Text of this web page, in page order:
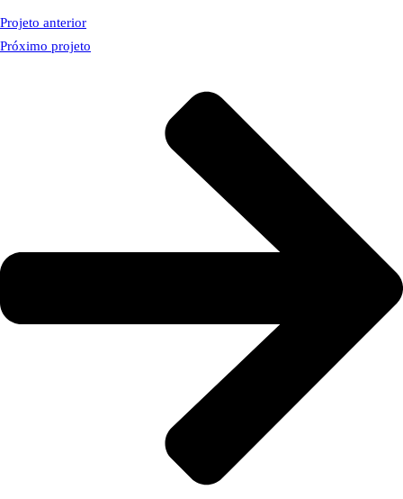
Projeto anterior
Próximo projeto